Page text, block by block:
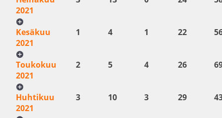
2021
Kesäkuu
2021
1 4 1 22
Toukokuu
2021
2 5 4 26
Huhtikuu
2021
3 10 3 29